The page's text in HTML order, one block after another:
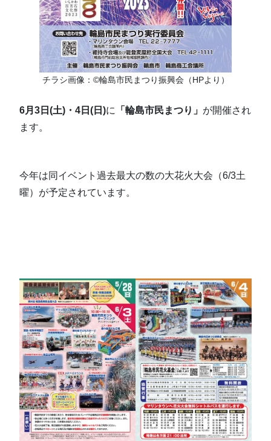
チラシ画像：©輪島市民まつり振興会（HPより）
6月3日(土)・4日(日)に 「輪島市民まつり」 が開催され
ます。
今年は同イベント過去最大の数の大花火大会（6/3土
曜）が予定されています。